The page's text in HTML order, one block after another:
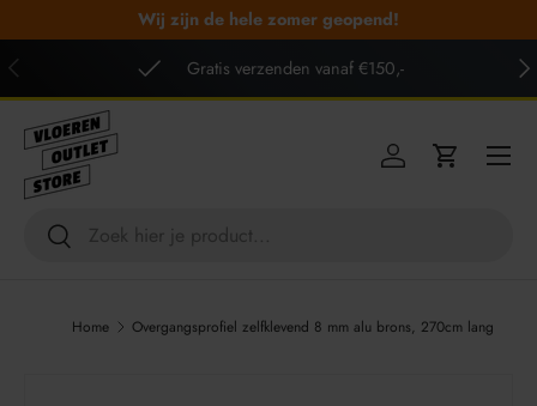
GA NAAR INHOUD
Wij zijn de hele zomer geopend!
VORIGE
Gratis verzenden vanaf €150,-
Zoeken
Zoeken
Inloggen
Menu
Home Overgangsprofiel zelfklevend 8 mm alu brons, 270cm lang